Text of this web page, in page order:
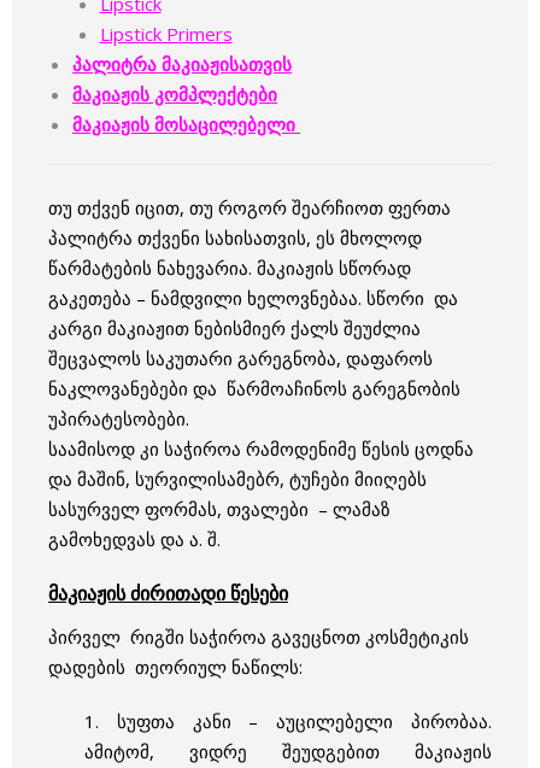
Lipstick Primers
პალიტრა მაკიაჟისათვის
მაკიაჟის კომპლექტები
მაკიაჟის მოსაცილებელი
თუ თქვენ იცით, თუ როგორ შეარჩიოთ ფერთა
პალიტრა თქვენი სახისათვის, ეს მხოლოდ
წარმატების ნახევარია. მაკიაჟის სწორად
გაკეთება – ნამდვილი ხელოვნებაა. სწორი და
კარგი მაკიაჟით ნებისმიერ ქალს შეუძლია
შეცვალოს საკუთარი გარეგნობა, დაფაროს
ნაკლოვანებები და წარმოაჩინოს გარეგნობის
უპირატესობები.
საამისოდ კი საჭიროა რამოდენიმე წესის ცოდნა
და მაშინ, სურვილისამებრ, ტუჩები მიიღებს
სასურველ ფორმას, თვალები – ლამაზ
გამოხედვას და ა. შ.
მაკიაჟის ძირითადი წესები
პირველ რიგში საჭიროა გავეცნოთ კოსმეტიკის
დადების თეორიულ ნაწილს:
1. სუფთა კანი – აუცილებელი პირობაა.
ამიტომ, ვიდრე შეუდგებით მაკიაჟის